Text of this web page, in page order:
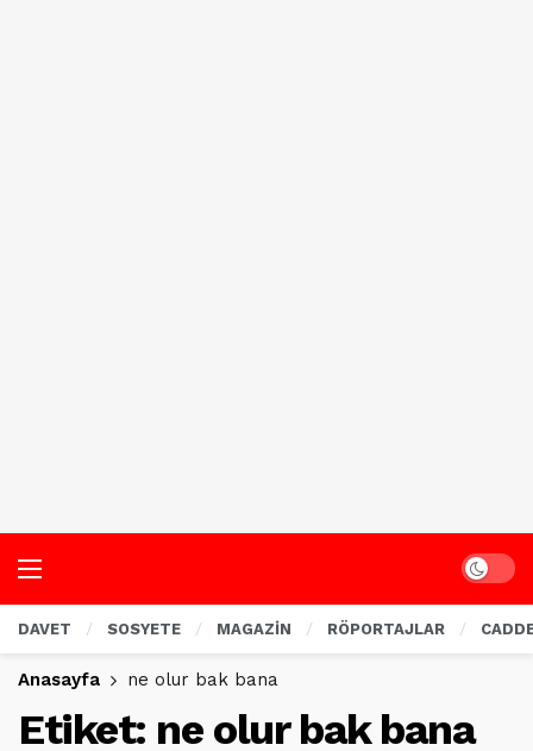
Dark
DAVET SOSYETE MAGAZİN RÖPORTAJLAR
Anasayfa ne olur bak bana
Etiket: ne olur bak bana